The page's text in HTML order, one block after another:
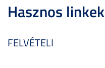
Hasznos linkek
FELVÉTELI